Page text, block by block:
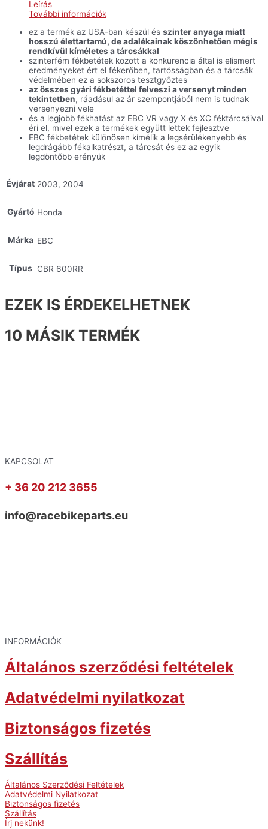
CBR600RR
'03-
mennyiség
Leírás
További információk
ez a termék az USA-ban készül és szinter anyaga miatt
hosszú élettartamú, de adalékainak köszönhetően mégis
rendkívül kíméletes a tárcsákkal
szinterfém fékbetétek között a konkurencia által is elismert
eredményeket ért el fékerőben, tartósságban és a tárcsák
védelmében ez a sokszoros tesztgyőztes
az összes gyári fékbetéttel felveszi a versenyt minden
tekintetben, ráadásul az ár szempontjából nem is tudnak
versenyezni vele
és a legjobb fékhatást az EBC VR vagy X és XC féktárcsáival
éri el, mivel ezek a termékek együtt lettek fejlesztve
EBC fékbetétek különösen kímélik a legsérülékenyebb és
legdrágább fékalkatrészt, a tárcsát és ez az egyik
legdöntőbb erényük
Évjárat 2003, 2004
Gyártó Honda
Márka EBC
Típus CBR 600RR
EZEK IS ÉRDEKELHETNEK
10 MÁSIK TERMÉK
KAPCSOLAT
+ 36 20 212 3655
info@racebikeparts.eu
INFORMÁCIÓK
Általános szerződési feltételek
Adatvédelmi nyilatkozat
Biztonságos fizetés
Szállítás
Általános Szerződési Feltételek
Adatvédelmi Nyilatkozat
Biztonságos fizetés
Szállítás
Írj nekünk!